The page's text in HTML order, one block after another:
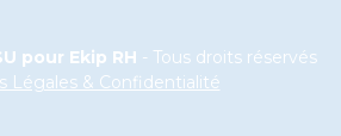
RH
pour Ekip RH - Tous droits réservés
Légales & Confidentialité